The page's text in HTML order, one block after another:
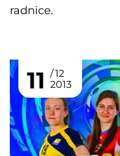
radnice.
11
12
2013